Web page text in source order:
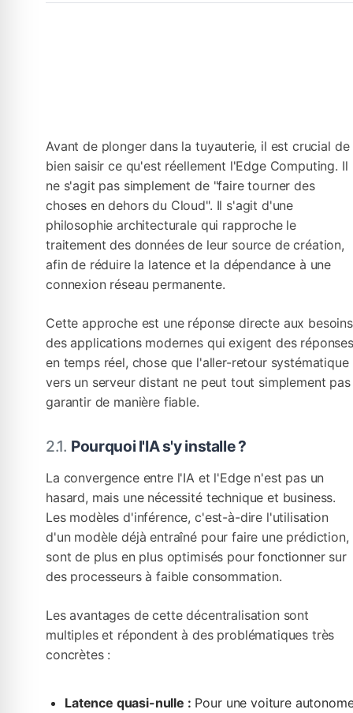
Avant de plonger dans la tuyauterie, il est crucial de
bien saisir ce qu'est réellement l'Edge Computing. Il
ne s'agit pas simplement de "faire tourner des
choses en dehors du Cloud". Il s'agit d'une
philosophie architecturale qui rapproche le
traitement des données de leur source de création,
afin de réduire la latence et la dépendance à une
connexion réseau permanente.
Cette approche est une réponse directe aux besoins
des applications modernes qui exigent des réponses
en temps réel, chose que l'aller-retour systématique
vers un serveur distant ne peut tout simplement pas
garantir de manière fiable.
Pourquoi l'IA s'y installe ?
La convergence entre l'IA et l'Edge n'est pas un
hasard, mais une nécessité technique et business.
Les modèles d'inférence, c'est-à-dire l'utilisation
d'un modèle déjà entraîné pour faire une prédiction,
sont de plus en plus optimisés pour fonctionner sur
des processeurs à faible consommation.
Les avantages de cette décentralisation sont
multiples et répondent à des problématiques très
concrètes :
Latence quasi-nulle : Pour une voiture